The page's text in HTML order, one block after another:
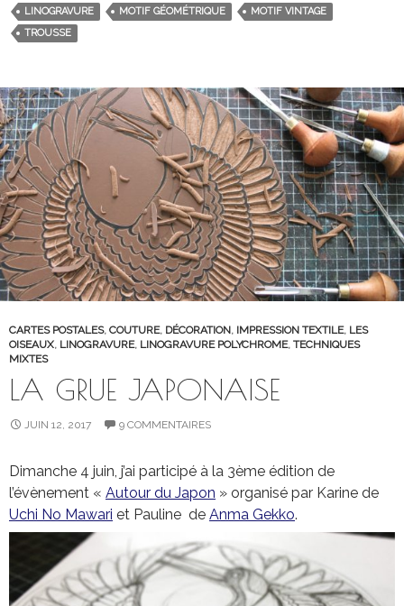
LINOGRAVURE
MOTIF GÉOMÉTRIQUE
MOTIF VINTAGE
TROUSSE
CARTES POSTALES, COUTURE, DÉCORATION, IMPRESSION TEXTILE, LES
OISEAUX, LINOGRAVURE, LINOGRAVURE POLYCHROME, TECHNIQUES
MIXTES
LA GRUE JAPONAISE
JUIN 12, 2017 9 COMMENTAIRES
Dimanche 4 juin, j’ai participé à la 3ème édition de
l’évènement « Autour du Japon » organisé par Karine de
Uchi No Mawari et Pauline de Anma Gekko.